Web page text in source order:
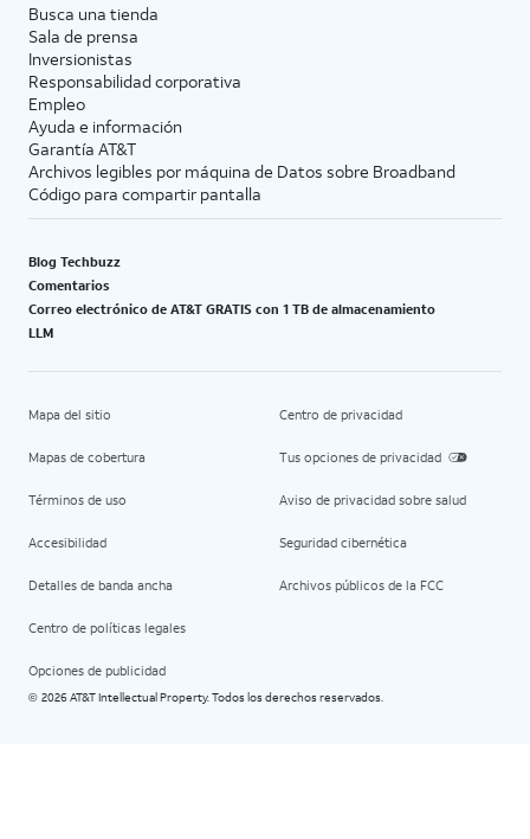
Busca una tienda
Sala de prensa
Inversionistas
Responsabilidad corporativa
Empleo
Ayuda e información
Garantía AT&T
Archivos legibles por máquina de Datos sobre Broadband
Código para compartir pantalla
Blog Techbuzz
Comentarios
Correo electrónico de AT&T GRATIS con 1 TB de almacenamiento
LLM
Mapa del sitio
Mapas de cobertura
Términos de uso
Accesibilidad
Detalles de banda ancha
Centro de políticas legales
Opciones de publicidad
Centro de privacidad
Tus opciones de privacidad
Aviso de privacidad sobre salud
Seguridad cibernética
Archivos públicos de la FCC
© 2026 AT&T Intellectual Property. Todos los derechos reservados.